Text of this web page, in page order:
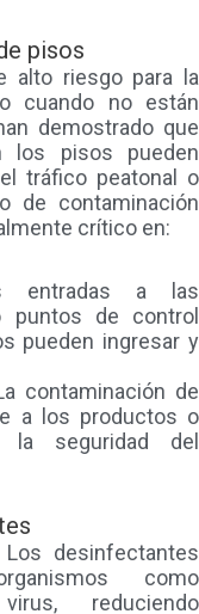
pisos
alto riesgo para la
cuando no están
demostrado que
los pisos pueden
tráfico peatonal o
de contaminación
crítico en:
entradas a las
puntos de control
pueden ingresar y
contaminación de
a los productos o
la seguridad del
desinfectantes
como
reduciendo